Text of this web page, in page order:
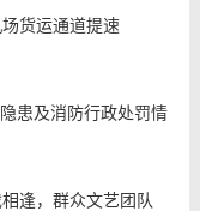
货运通道提速
患及消防行政处罚情
逢，群众文艺团队